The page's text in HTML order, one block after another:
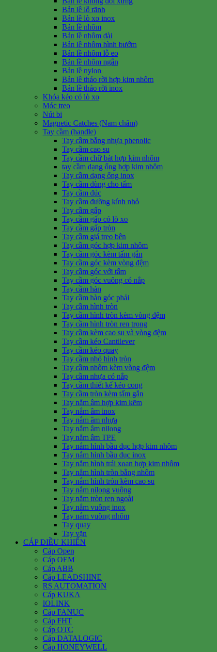
Bản lề lỗ rãnh
Bản lề lò xo inox
Bản lề nhôm
Bản lề nhôm dài
Bản lề nhôm hình bướm
Bản lề nhôm lỗ eo
Bản lề nhôm ngắn
Bản lề nylon
Bản lề tháo rời hợp kim nhôm
Bản lề tháo rời inox
Khóa kéo có lò xo
Móc treo
Nút bi
Magnetic Catches (Nam châm)
Tay cầm (handle)
Tay cầm bằng nhựa phenolic
Tay cầm cao su
Tay cầm chữ bát hợp kim nhôm
tay cầm dạng ống hợp kim nhôm
Tay cầm dạng ống inox
Tay cầm dùng cho tấm
Tay cầm đúc
Tay cầm đường kính nhỏ
Tay cầm gấp
Tay cầm gấp có lò xo
Tay cầm gấp tròn
Tay cầm giá treo bên
Tay cầm góc hợp kim nhôm
Tay cầm góc kèm tấm gắn
Tay cầm góc kèm vòng đệm
Tay cầm góc với tấm
Tay cầm góc vuông có nắp
Tay cầm hàn
Tay cầm hàn góc phải
Tay cầm hình tròn
Tay cầm hình tròn kèm vòng đệm
Tay cầm hình tròn ren trong
Tay cầm kèm cao su và vòng đệm
Tay cầm kéo Cantilever
Tay cầm kéo quay
Tay cầm nhỏ hình tròn
Tay cầm nhôm kèm vòng đệm
Tay cầm nhựa có nắp
Tay cầm thiết kế kéo cong
Tay cầm tròn kèm tấm gắn
Tay nắm âm hợp kim kẽm
Tay nắm âm inox
Tay nắm âm nhựa
Tay nắm âm nilong
Tay nắm âm TPE
Tay nắm hình bầu dục hợp kim nhôm
Tay nắm hình bầu dục inox
Tay nắm hình trái xoan hợp kim nhôm
Tay nắm hình tròn bằng nhôm
Tay nắm hình tròn kèm cao su
Tay nắm nilong vuông
Tay nắm tròn ren ngoài
Tay nắm vuông inox
Tay nắm vuông nhôm
Tay quay
Tay vặn
CÁP ĐIỀU KHIỂN
Cáp Open
Cáp OEM
Cáp ABB
Cáp LEADSHINE
RS AUTOMATION
Cáp KUKA
IOLINK
Cáp FANUC
Cáp FHT
Cáp OTC
Cáp DATALOGIC
Cáp HONEYWELL